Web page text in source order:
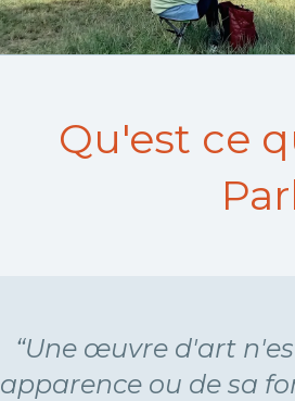
Qu'est ce
“Une œuvre d'art
apparence ou de sa